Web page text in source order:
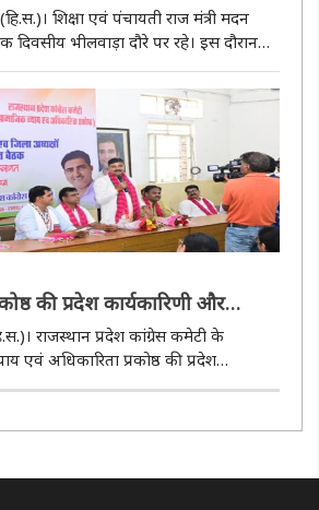
की जीत का दावा
शिक्षा एवं पंचायती राज मंत्री मदन
दिवसीय भीलवाड़ा दौरे पर रहे। इस दौरान
दर्शन-पूजन करने के साथ विभिन्न स्थानों पर
में हिस्सा लिया और सरकारी स्कूलों की ..
की प्रदेश कार्यकारिणी और
का आयोजन
राजस्थान प्रदेश कांग्रेस कमेटी के
एवं अधिकारिता प्रकोष्ठ की प्रदेश
की संयुक्त बैठक शुक्रवार को प्रदेश